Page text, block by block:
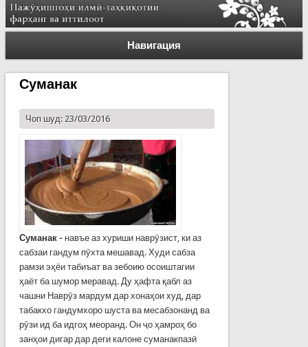
Навигация
Суманак
Чоп шуд: 23/03/2016
Суманак - навъе аз хуриши наврӯзист, ки аз
сабзаи гандум пӯхта мешавад. Худи сабза
рамзи эҳёи табиъат ва зебоию осоиштагии
ҳаёт ба шумор меравад. Ду ҳафта қабл аз
чашни Наврӯз мардум дар хонаҳои худ, дар
табакхо гандумхоро шуста ва месабзонанд ва
рӯзи ид ба идгоҳ меоранд. Он ҷо ҳамроҳ бо
занҳои дигар дар деги калоне суманакпазӣ